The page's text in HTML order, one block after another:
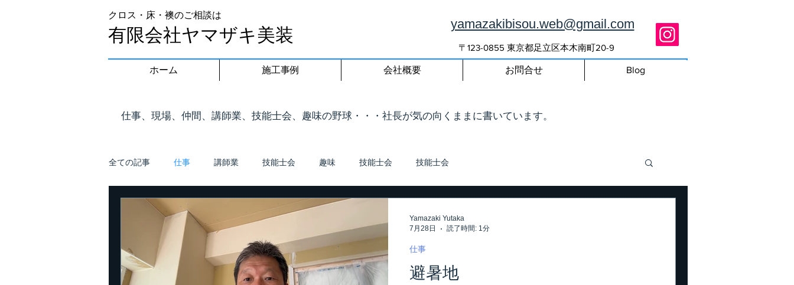
クロス・床・襖のご相談は
有限会社ヤマザキ美装
〒123-0855 東京都足立区本木南町20-9
yamazakibisou.web@gmail.com
ホーム 施工事例 会社概要 お問合せ Blog
​仕事、現場、仲間、講師業、技能士会、趣味の野球・・・社長が気の向くままに書いています。
全ての記事 仕事 講師業 技能士会 趣味 技能士会 技能士会
避暑地
仕事
Yamazaki Yutaka
7月28日
読了時間: 1分